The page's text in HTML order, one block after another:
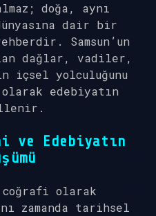
doğa, aynı
dair bir
Samsun’un
dağlar, vadiler,
içsel yolculuğunu
edebiyatın
ve Edebiyatın
olarak
zamanda tarihsel